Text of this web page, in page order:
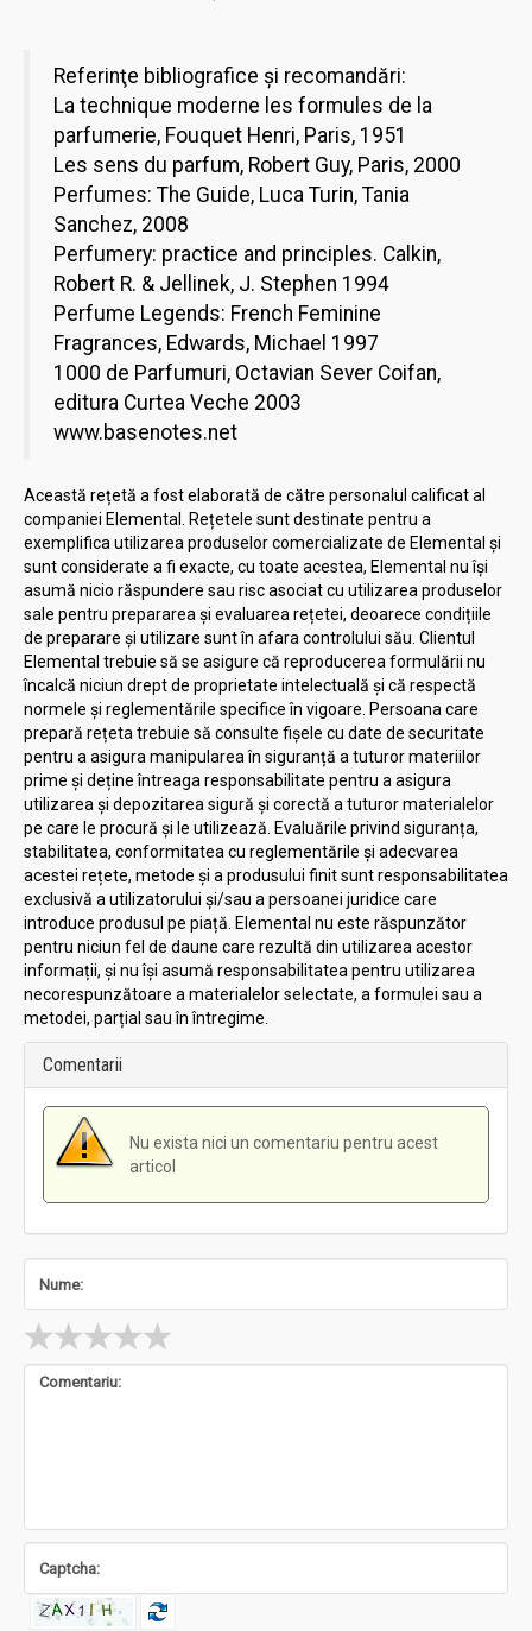
Referinţe bibliografice şi recomandări:
La technique moderne les formules de la
parfumerie, Fouquet Henri, Paris, 1951
Les sens du parfum, Robert Guy, Paris, 2000
Perfumes: The Guide, Luca Turin, Tania
Sanchez, 2008
Perfumery: practice and principles. Calkin,
Robert R. & Jellinek, J. Stephen 1994
Perfume Legends: French Feminine
Fragrances, Edwards, Michael 1997
1000 de Parfumuri, Octavian Sever Coifan,
editura Curtea Veche 2003
www.basenotes.net
Această rețetă a fost elaborată de către personalul calificat al
companiei Elemental. Rețetele sunt destinate pentru a
exemplifica utilizarea produselor comercializate de Elemental și
sunt considerate a fi exacte, cu toate acestea, Elemental nu își
asumă nicio răspundere sau risc asociat cu utilizarea produselor
sale pentru prepararea și evaluarea rețetei, deoarece condițiile
de preparare și utilizare sunt în afara controlului său. Clientul
Elemental trebuie să se asigure că reproducerea formulării nu
încalcă niciun drept de proprietate intelectuală și că respectă
normele și reglementările specifice în vigoare. Persoana care
prepară rețeta trebuie să consulte fișele cu date de securitate
pentru a asigura manipularea în siguranță a tuturor materiilor
prime și deține întreaga responsabilitate pentru a asigura
utilizarea și depozitarea sigură și corectă a tuturor materialelor
pe care le procură și le utilizează. Evaluările privind siguranța,
stabilitatea, conformitatea cu reglementările și adecvarea
acestei rețete, metode și a produsului finit sunt responsabilitatea
exclusivă a utilizatorului și/sau a persoanei juridice care
introduce produsul pe piață. Elemental nu este răspunzător
pentru niciun fel de daune care rezultă din utilizarea acestor
informații, și nu își asumă responsabilitatea pentru utilizarea
necorespunzătoare a materialelor selectate, a formulei sau a
metodei, parțial sau în întregime.
Comentarii
Nu exista nici un comentariu pentru acest
articol